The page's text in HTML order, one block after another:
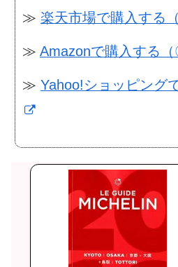
≫ 楽天市場で購入する（
≫ Amazonで購入する（
≫ Yahoo!ショッピング